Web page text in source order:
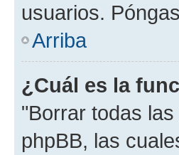
usuarios.
Arriba
¿Cuál es la
"Borrar todas
phpBB, las